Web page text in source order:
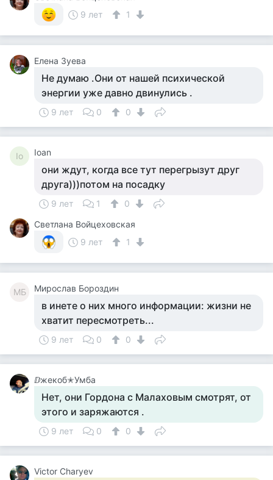
9 лет
1
Елена Зуева
Не думаю .Они от нашей психической
энергии уже давно двинулись .
9 лет 0 0
Io Ioan
они ждут, когда все тут перегрызут друг
друга)))потом на посадку
9 лет 1
0
Светлана Войцеховская
9 лет
1
МБ Мирослав Бороздин
в инете о них много информации: жизни не
хватит пересмотреть...
9 лет 0 0
ⅅжекоб✭Умба
Нет, они Гордона с Малаховым смотрят, от
этого и заряжаются .
9 лет 0 0
Victor Charyev